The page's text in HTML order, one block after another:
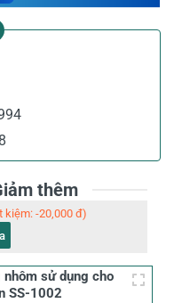
thêm
kiệm: -20,000 đ)
nhôm sử dụng cho
SS-1002